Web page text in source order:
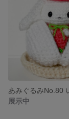
展示中